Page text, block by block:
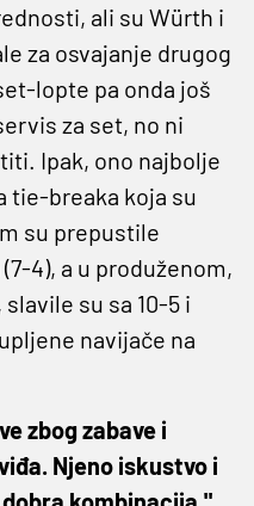
ali su Würth i
za osvajanje drugog
lopte pa onda još
za set, no ni
Ipak, ono najbolje
tie-breaka koja su
su prepustile
4), a u produženom,
su sa 10-5 i
navijače na
zbog zabave i
Njeno iskustvo i